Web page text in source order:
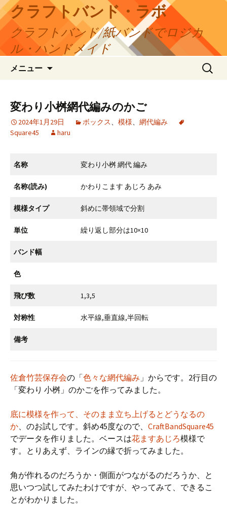
コ
ン
テ
ツ
ス
クラフトバンド・ラボ
クラフトバンド/紙バンドでロジカ
ル・ハンドメイド
メニュー
検
索:
変わり小桝網代編みのかご
2024年1月29日 ボックス、 模様、 網代編み
Square45
haru
名称 変わり小桝 網代 編み
名称(読み) かわりこます あじろ あみ
模様タイプ 斜めに帯領域で分割
単位 繰り返し部分は10×10
バンド幅
色
飛び数 1,3,5
対称性 水平線,垂直線,半回転
備考
佐倉竹芸保存会の「色々な網代編み 」からです。2行目の
「変わり 小桝」のかごを作ってみました。
底に模様を作って、そのまま立ち上げるとどうなるの
か、のお試しです。斜め45度なので、 CraftBandSquare45
でデータを作りました。ベースは花ますあじろ模様で
す。とりあえず、ラインの縁で折ってみました。
角が作れるのだろうか・側面がつながるのだろうか、と
思いつつ試してみたわけですが、やってみて、できるこ
とがわかりました。